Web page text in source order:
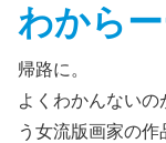
わからー
帰路に。
よくわかんない
う女流版画家の